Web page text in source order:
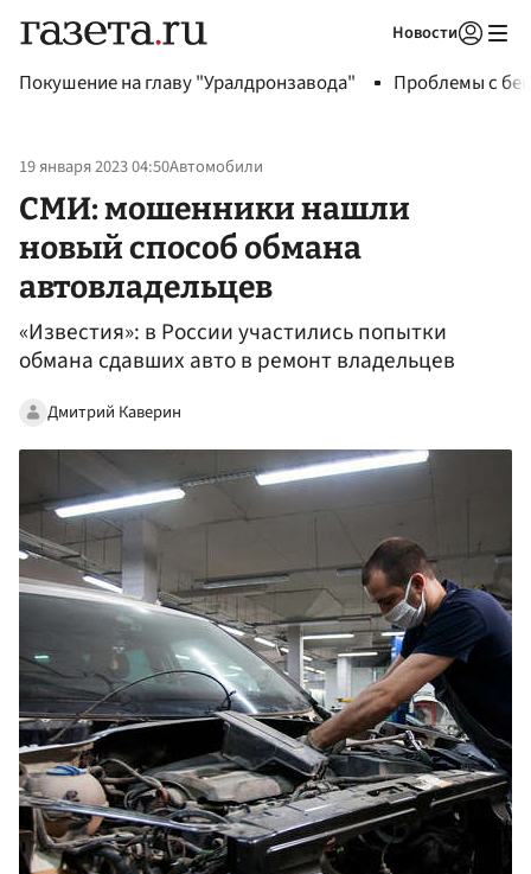
Новости
Покушение на главу "Уралдронзавода" Проблемы с
19 января 2023 04:50Автомобили
СМИ: мошенники нашли
новый способ обмана
автовладельцев
«Известия»: в России участились попытки
обмана сдавших авто в ремонт владельцев
Дмитрий Каверин